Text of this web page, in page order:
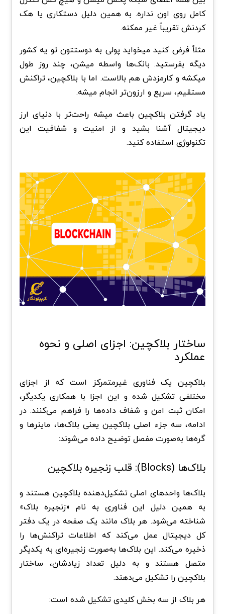
کامل روی اون نداره. به همین دلیل دستکاری یا هک
کردنش تقریباً غیر ممکنه.
مثلاً فرض کنید میخواید پولی به دوستتون تو یه کشور
دیگه بفرستید. بانک‌ها واسطه میشن، چند روز طول
میکشه و کارمزدش هم بالاست. اما با بلاکچین، تراکنش
مستقیم، سریع و ارزون‌تر انجام میشه.
یاد گرفتن بلاکچین باعث میشه راحت‌تر با دنیای ارز
دیجیتال آشنا بشید و از امنیت و شفافیت این
تکنولوژی استفاده کنید.
ساختار بلاکچین: اجزای اصلی و نحوه
عملکرد
بلاکچین یک فناوری غیرمتمرکز است که از اجزای
مختلفی تشکیل شده و این اجزا با همکاری یکدیگر،
امکان ثبت امن و شفاف داده‌ها را فراهم می‌کنند. در
ادامه، سه جزء اصلی بلاکچین یعنی بلاک‌ها، ماینرها و
گره‌ها به‌صورت مفصل توضیح داده می‌شوند:
بلاک‌ها (Blocks): قلب زنجیره بلاکچین
بلاک‌ها واحدهای اصلی تشکیل‌دهنده بلاکچین هستند و
به همین دلیل این فناوری به نام «زنجیره بلاک»
شناخته می‌شود. هر بلاک مانند یک صفحه در یک دفتر
کل دیجیتال عمل می‌کند که اطلاعات تراکنش‌ها را
ذخیره می‌کند. این بلاک‌ها به‌صورت زنجیره‌ای به یکدیگر
متصل هستند و به دلیل تعداد زیادشان، ساختار
بلاکچین را تشکیل می‌دهند.
هر بلاک از سه بخش کلیدی تشکیل شده است: